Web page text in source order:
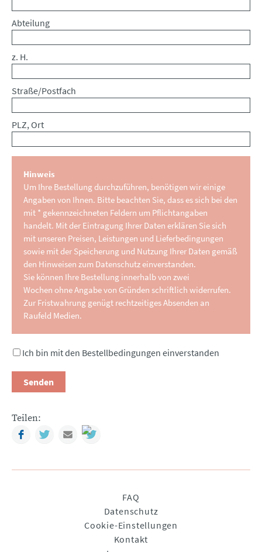
Abteilung
z. H.
Straße/Postfach
PLZ, Ort
Hinweis
Um Ihre Bestellung durchzuführen, benötigen wir einige
Angaben von Ihnen. Bitte beachten Sie, dass es sich bei den
mit * gekennzeichneten Feldern um Pflichtangaben
handelt. Mit der Eintragung Ihrer Daten erklären Sie sich
mit unseren Preisen, Leistungen und Lieferbedingungen
sowie mit der Speicherung und Nutzung Ihrer Daten gemäß
den Hinweisen zum Datenschutz einverstanden.
Sie können Ihre Bestellung innerhalb von zwei
Wochen ohne Angabe von Gründen schriftlich widerrufen.
Zur Fristwahrung genügt rechtzeitiges Absenden an
Raufeld Medien.
Ich bin mit den Bestellbedingungen einverstanden
Senden
Teilen:
FacebookTwitterMail
FAQ
Datenschutz
Cookie-Einstellungen
Kontakt